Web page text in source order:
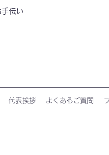
伝い
代表挨拶 よくあるご質問